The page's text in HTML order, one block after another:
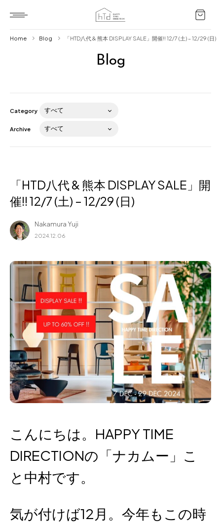
Blog
About us
for Business
Contact
フラッグシップストア
0965-52-0323
熊本店
096-274-8175
Blog
Home Blog 「HTD八代 & 熊本 DISPLAY SALE」開催!! 12/7 (土) – 12/29 (日)
Category
Archive
「HTD八代 & 熊本 DISPLAY SALE」開
催!! 12/7 (土) – 12/29 (日)
Nakamura Yuji
2024.12.06
こんにちは。HAPPY TIME
DIRECTIONの「ナカムー」こ
と中村です。
気が付けば12月。今年もこの時